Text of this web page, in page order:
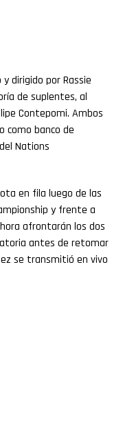
dirigido por Rassie
de suplentes, al
Contepomi. Ambos
como banco de
Nations
en fila luego de las
y frente a
afrontarán los dos
antes de retomar
se transmitió en vivo